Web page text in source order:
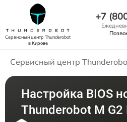
Сервисный центр Thunderobot
в Кирове
+7
Сервисный центр
Настройка BIOS
Thunderobot M G2